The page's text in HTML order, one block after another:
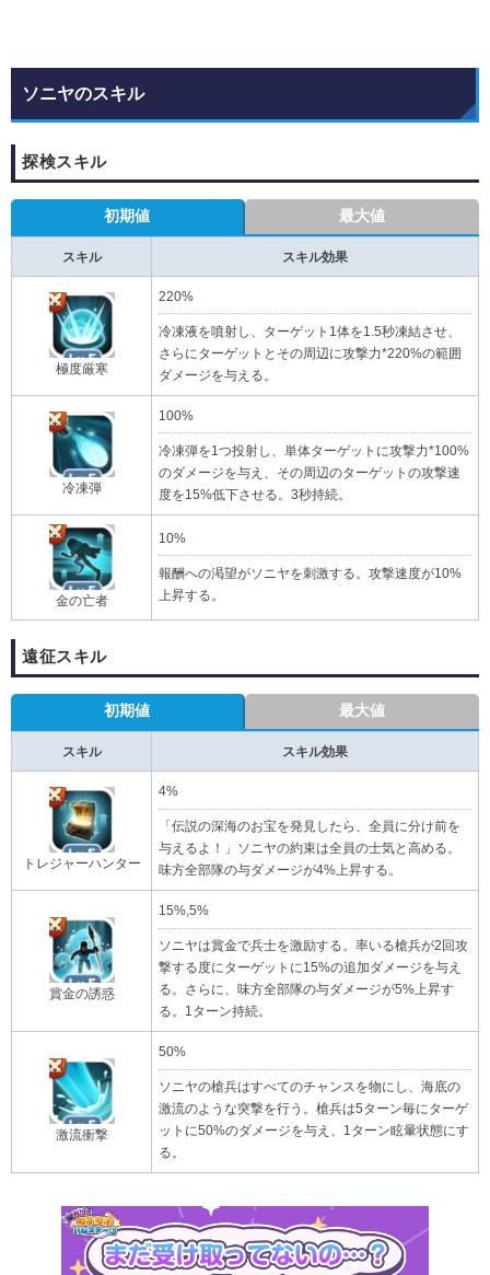
ソニヤのスキル
探検スキル
初期値 最大値
スキル スキル効果
極度厳寒
220%
冷凍液を噴射し、ターゲット1体を1.5秒凍結させ、
さらにターゲットとその周辺に攻撃力*220%の範囲
ダメージを与える。
冷凍弾
100%
冷凍弾を1つ投射し、単体ターゲットに攻撃力*100%
のダメージを与え、その周辺のターゲットの攻撃速
度を15%低下させる。3秒持続。
金の亡者
10%
報酬への渇望がソニヤを刺激する。攻撃速度が10%
上昇する。
遠征スキル
初期値 最大値
スキル スキル効果
トレジャーハンター
4%
「伝説の深海のお宝を発見したら、全員に分け前を
与えるよ！」ソニヤの約束は全員の士気と高める。
味方全部隊の与ダメージが4%上昇する。
賞金の誘惑
15%,5%
ソニヤは賞金で兵士を激励する。率いる槍兵が2回攻
撃する度にターゲットに15%の追加ダメージを与え
る。さらに、味方全部隊の与ダメージが5%上昇す
る。1ターン持続。
激流衝撃
50%
ソニヤの槍兵はすべてのチャンスを物にし、海底の
激流のような突撃を行う。槍兵は5ターン毎にターゲ
ットに50%のダメージを与え、1ターン眩暈状態にす
る。